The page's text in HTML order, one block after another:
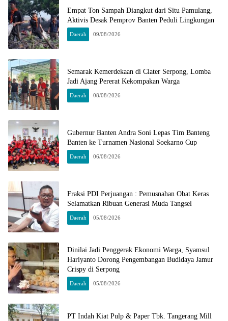
Empat Ton Sampah Diangkut dari Situ Pamulang,
Aktivis Desak Pemprov Banten Peduli Lingkungan
Daerah 09/08/2026
Semarak Kemerdekaan di Ciater Serpong, Lomba
Jadi Ajang Pererat Kekompakan Warga
Daerah 08/08/2026
Gubernur Banten Andra Soni Lepas Tim Banteng
Banten ke Turnamen Nasional Soekarno Cup
Daerah 06/08/2026
Fraksi PDI Perjuangan : Pemusnahan Obat Keras
Selamatkan Ribuan Generasi Muda Tangsel
Daerah 05/08/2026
Dinilai Jadi Penggerak Ekonomi Warga, Syamsul
Hariyanto Dorong Pengembangan Budidaya Jamur
Crispy di Serpong
Daerah 05/08/2026
PT Indah Kiat Pulp & Paper Tbk. Tangerang Mill